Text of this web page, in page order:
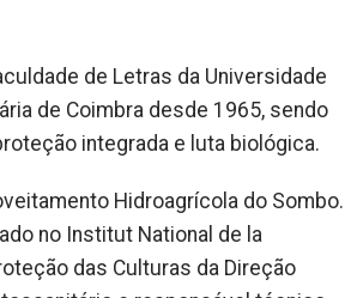
de Letras da Universidade
de Coimbra desde 1965, sendo
integrada e luta biológica.
Hidroagrícola do Sombo.
no Institut National de la
das Culturas da Direção